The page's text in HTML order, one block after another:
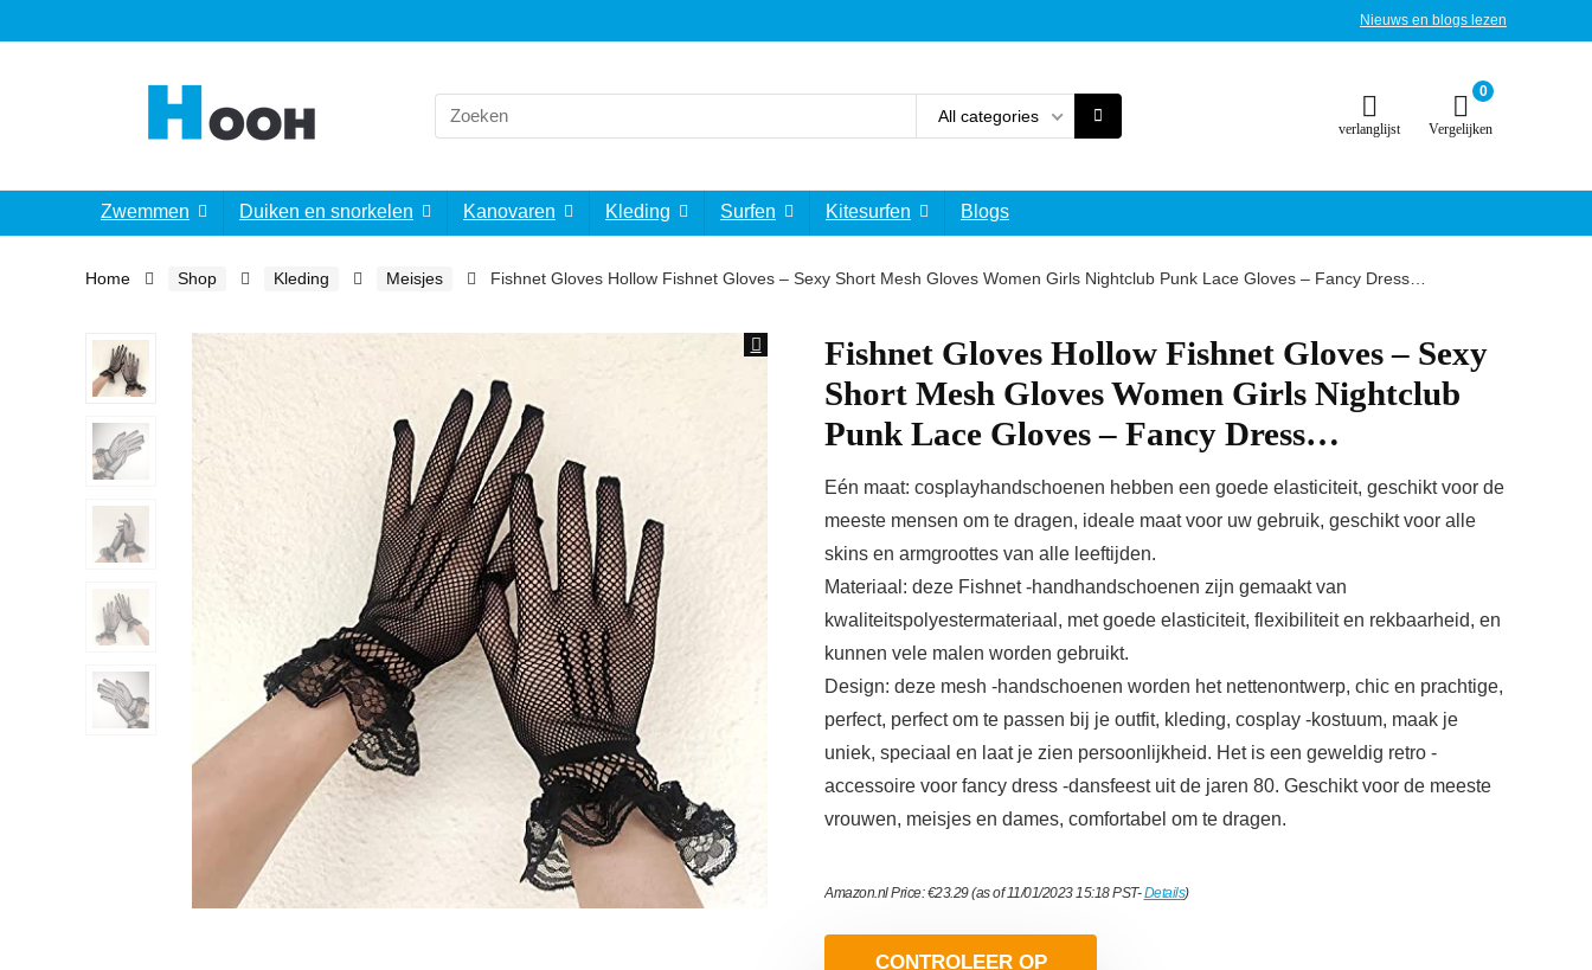
Nieuws en blogs lezen
Search
for:
All categories
verlanglijst
0
Vergelijken
Zwemmen Duiken en snorkelen Kanovaren Kleding Surfen Kitesurfen Blogs
Home Shop Kleding Meisjes Fishnet Gloves Hollow Fishnet Gloves – Sexy Short Mesh Gloves Women Girls Nightclub Punk Lace Gloves – Fancy Dress…
Fishnet Gloves Hollow Fishnet Gloves – Sexy
Short Mesh Gloves Women Girls Nightclub
Punk Lace Gloves – Fancy Dress…
Eén maat: cosplayhandschoenen hebben een goede elasticiteit, geschikt voor de
meeste mensen om te dragen, ideale maat voor uw gebruik, geschikt voor alle
skins en armgroottes van alle leeftijden.
Materiaal: deze Fishnet -handhandschoenen zijn gemaakt van
kwaliteitspolyestermateriaal, met goede elasticiteit, flexibiliteit en rekbaarheid, en
kunnen vele malen worden gebruikt.
Design: deze mesh -handschoenen worden het nettenontwerp, chic en prachtige,
perfect, perfect om te passen bij je outfit, kleding, cosplay -kostuum, maak je
uniek, speciaal en laat je zien persoonlijkheid. Het is een geweldig retro -
accessoire voor fancy dress -dansfeest uit de jaren 80. Geschikt voor de meeste
vrouwen, meisjes en dames, comfortabel om te dragen.
Amazon.nl Price:€23.29(as of 11/01/2023 15:18 PST-Details)
CONTROLEER OP